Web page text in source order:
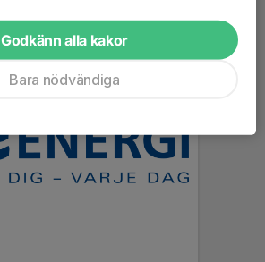
Godkänn alla kakor
Bara nödvändiga